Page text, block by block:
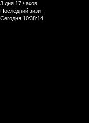
3 дня 17 часов
Последний визит:
Сегодня 10:38:14